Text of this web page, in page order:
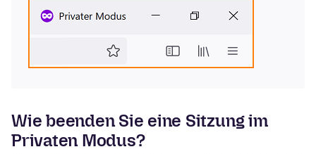
Wie beenden Sie eine Sitzung im
Privaten Modus?